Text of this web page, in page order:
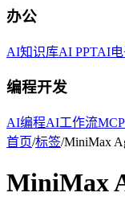
办公
AI知识库AI PPTAI
编程开发
AI编程AI工作流
首页/标签/MiniMax
MiniMax